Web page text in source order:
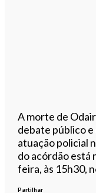
A morte de
debate público
atuação policial
do acórdão está
feira, às 15h30,
Partilhar